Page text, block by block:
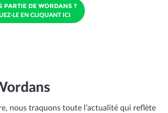
PARTIE DE WORDANS ?
LE EN CLIQUANT ICI
nous traquons toute l’actualité qui reflète